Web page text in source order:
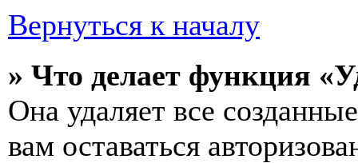
Вернуться к началу
» Что делает функция
Она удаляет все
вам оставаться